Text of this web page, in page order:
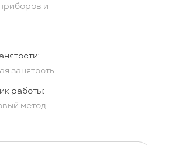
и
занятость
работы:
метод